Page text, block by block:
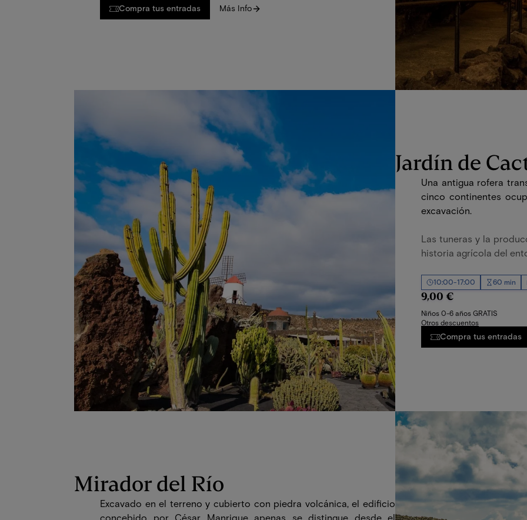
Compra tus entradas Más Info
Jardín de
Una antigua rofera
cinco continentes
excavación.
Las tuneras y la
historia agrícola del
10:00-17:00 60 min
9,00 €
Niños 0-6 años GRATIS
Otros descuentos
Compra tus entradas
Mirador del Río
Excavado en el terreno y cubierto con piedra volcánica, el edificio